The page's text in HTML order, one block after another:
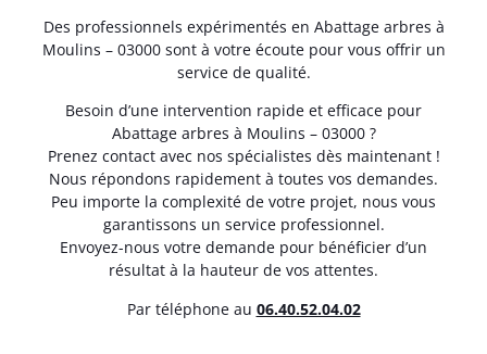
Des professionnels expérimentés en Abattage arbres à
Moulins – 03000 sont à votre écoute pour vous offrir un
service de qualité.
Besoin d’une intervention rapide et efficace pour
Abattage arbres à Moulins – 03000 ?
Prenez contact avec nos spécialistes dès maintenant !
Nous répondons rapidement à toutes vos demandes.
Peu importe la complexité de votre projet, nous vous
garantissons un service professionnel.
Envoyez-nous votre demande pour bénéficier d’un
résultat à la hauteur de vos attentes.
Par téléphone au 06.40.52.04.02